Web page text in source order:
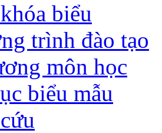
biểu
trình đào tạo
môn học
biểu mẫu